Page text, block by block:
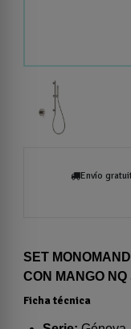
Envío
SET
CON MANGO NQ
Ficha técnica